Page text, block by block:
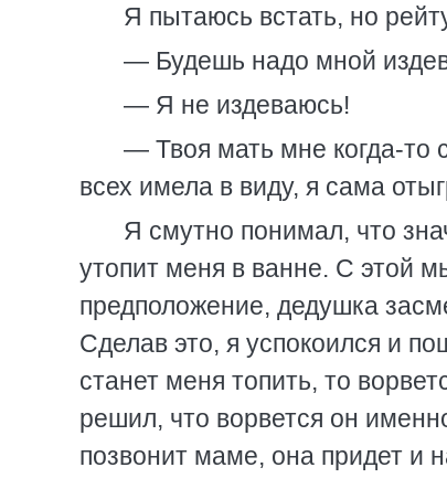
Я пытаюсь встать, но
— Будешь надо мной
— Я не издеваюсь!
— Твоя мать мне когда-то
всех имела в виду, я сама
Я смутно понимал, что
утопит меня в ванне. С этой
предположение, дедушка
Сделав это, я успокоился и
станет меня топить, то
решил, что ворвется он
позвонит маме, она придет и